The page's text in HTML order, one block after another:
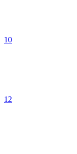
10
12